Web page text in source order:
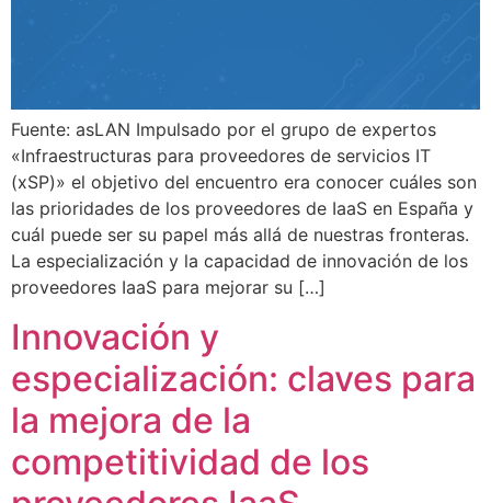
Fuente: asLAN Impulsado por el grupo de expertos
«Infraestructuras para proveedores de servicios IT
(xSP)» el objetivo del encuentro era conocer cuáles son
las prioridades de los proveedores de IaaS en España y
cuál puede ser su papel más allá de nuestras fronteras.
La especialización y la capacidad de innovación de los
proveedores IaaS para mejorar su […]
Innovación y
especialización: claves para
la mejora de la
competitividad de los